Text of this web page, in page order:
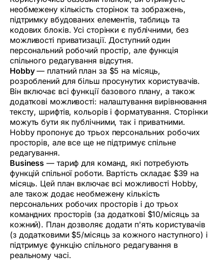
необмежену кількість сторінок та зображень,
підтримку вбудованих елементів, таблиць та
кодових блоків. Усі сторінки є публічними, без
можливості приватизації. Доступний один
персональний робочий простір, але функція
спільного редагування відсутня.
Hobby— платний план за $5 на місяць,
розроблений для більш просунутих користувачів.
Він включає всі функції базового плану, а також
додаткові можливості: налаштування вирівнювання
тексту, шрифтів, кольорів і форматування. Сторінки
можуть бути як публічними, так і приватними.
Hobby пропонує до трьох персональних робочих
просторів, але все ще не підтримує спільне
редагування.
Business — тариф для команд, які потребують
функцій спільної роботи. Вартість складає $39 на
місяць. Цей план включає всі можливості Hobby,
але також додає необмежену кількість
персональних робочих просторів і до трьох
командних просторів (за додаткові $10/місяць за
кожний). План дозволяє додати п'ять користувачів
(з додатковими $5/місяць за кожного наступного) і
підтримує функцію спільного редагування в
реальному часі.